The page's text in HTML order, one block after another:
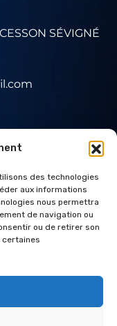
des technologies
aux informations
nous permettra
de navigation ou
ou de retirer son
certaines
SÉVIGNÉ